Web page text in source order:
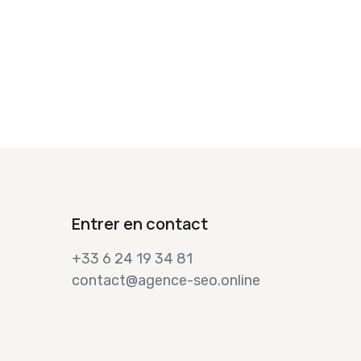
Entrer en contact
+33 6 24 19 34 81
contact@agence-seo.online